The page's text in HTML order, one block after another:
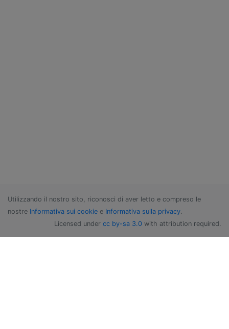
Utilizzando il nostro sito, riconosci di aver letto e compreso le
nostre Informativa sui cookie e Informativa sulla privacy.
Licensed under cc by-sa 3.0 with attribution required.